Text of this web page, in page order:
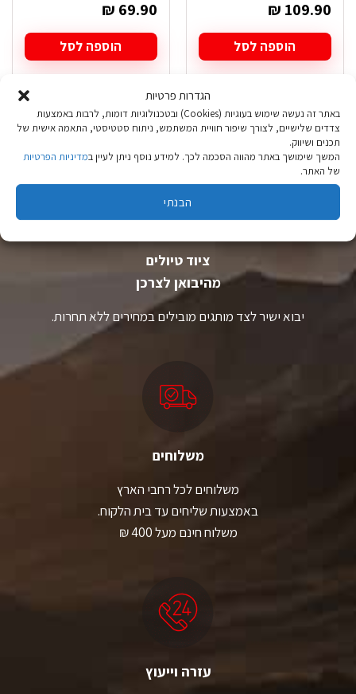
הגדרות פרטיות
באתר זה נעשה שימוש בעוגיות (Cookies) ובטכנולוגיות דומות, לרבות באמצעות
צדדים שלישיים, לצורך שיפור חוויית המשתמש, ניתוח סטטיסטי, התאמה אישית של
תכנים ושיווק.
המשך שימושך באתר מהווה הסכמה לכך. למידע נוסף ניתן לעיין במדיניות הפרטיות
של האתר.
הבנתי
₪ 109.90
הוספה לסל
₪ 69.90
הוספה לסל
ציוד טיולים
מהיבואן לצרכן
יבוא ישיר לצד מותגים מובילים במחירים ללא תחרות.
משלוחים
משלוחים לכל רחבי הארץ
באמצעות שליחים עד בית הלקוח.
משלוח חינם מעל 400 ₪
עזרה וייעוץ